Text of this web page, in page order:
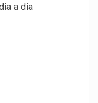
a dia